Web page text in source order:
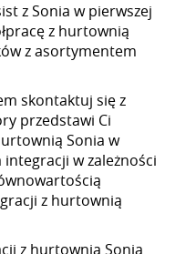
z Sonia w pierwszej
z hurtownią
z asortymentem
skontaktuj się z
przedstawi Ci
Sonia w
w zależności
z hurtownią
z hurtownią Sonia